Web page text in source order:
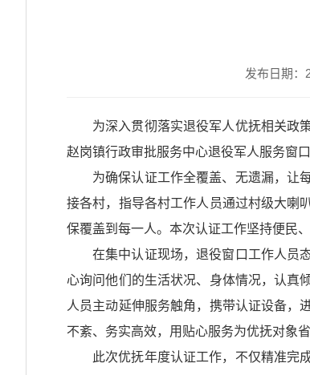
发布日期：
为深入贯彻落实退役军人优抚相关政
赵岗镇行政审批服务中心退役军人服务窗
为确保认证工作全覆盖、无遗漏，让
接各村，指导各村工作人员通过村级大喇
保覆盖到每一人。本次认证工作坚持便民
在集中认证现场，退役窗口工作人员
心询问他们的生活状况、身体情况，认真
人员主动延伸服务触角，携带认证设备，
不紊、务实高效，用贴心服务为优抚对象
此次优抚年度认证工作，不仅精准完